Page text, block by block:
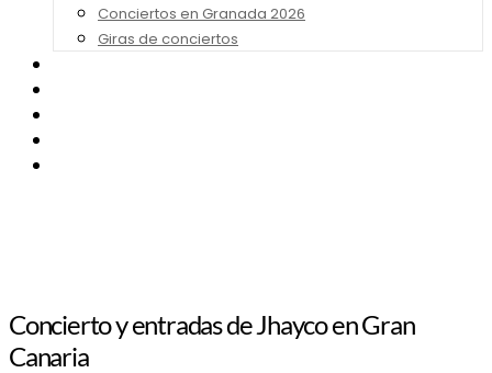
Conciertos en Granada 2026
Giras de conciertos
Concierto y entradas de Jhayco en Gran
Canaria